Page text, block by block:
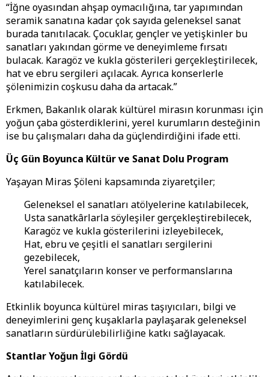
“İğne oyasından ahşap oymacılığına, tar yapımından
seramik sanatına kadar çok sayıda geleneksel sanat
burada tanıtılacak. Çocuklar, gençler ve yetişkinler bu
sanatları yakından görme ve deneyimleme fırsatı
bulacak. Karagöz ve kukla gösterileri gerçekleştirilecek,
hat ve ebru sergileri açılacak. Ayrıca konserlerle
şölenimizin coşkusu daha da artacak.”
Erkmen, Bakanlık olarak kültürel mirasın korunması için
yoğun çaba gösterdiklerini, yerel kurumların desteğinin
ise bu çalışmaları daha da güçlendirdiğini ifade etti.
Üç Gün Boyunca Kültür ve Sanat Dolu Program
Yaşayan Miras Şöleni kapsamında ziyaretçiler;
Geleneksel el sanatları atölyelerine katılabilecek,
Usta sanatkârlarla söyleşiler gerçekleştirebilecek,
Karagöz ve kukla gösterilerini izleyebilecek,
Hat, ebru ve çeşitli el sanatları sergilerini
gezebilecek,
Yerel sanatçıların konser ve performanslarına
katılabilecek.
Etkinlik boyunca kültürel miras taşıyıcıları, bilgi ve
deneyimlerini genç kuşaklarla paylaşarak geleneksel
sanatların sürdürülebilirliğine katkı sağlayacak.
Stantlar Yoğun İlgi Gördü